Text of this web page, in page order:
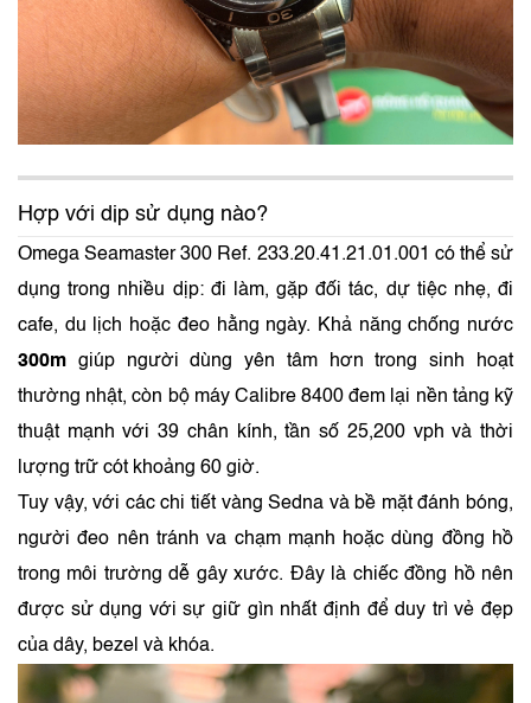
Hợp với dịp sử dụng nào?
Omega Seamaster 300 Ref. 233.20.41.21.01.001 có thể sử
dụng trong nhiều dịp: đi làm, gặp đối tác, dự tiệc nhẹ, đi
cafe, du lịch hoặc đeo hằng ngày. Khả năng chống nước
300m giúp người dùng yên tâm hơn trong sinh hoạt
thường nhật, còn bộ máy Calibre 8400 đem lại nền tảng kỹ
thuật mạnh với 39 chân kính, tần số 25,200 vph và thời
lượng trữ cót khoảng 60 giờ.
Tuy vậy, với các chi tiết vàng Sedna và bề mặt đánh bóng,
người đeo nên tránh va chạm mạnh hoặc dùng đồng hồ
trong môi trường dễ gây xước. Đây là chiếc đồng hồ nên
được sử dụng với sự giữ gìn nhất định để duy trì vẻ đẹp
của dây, bezel và khóa.